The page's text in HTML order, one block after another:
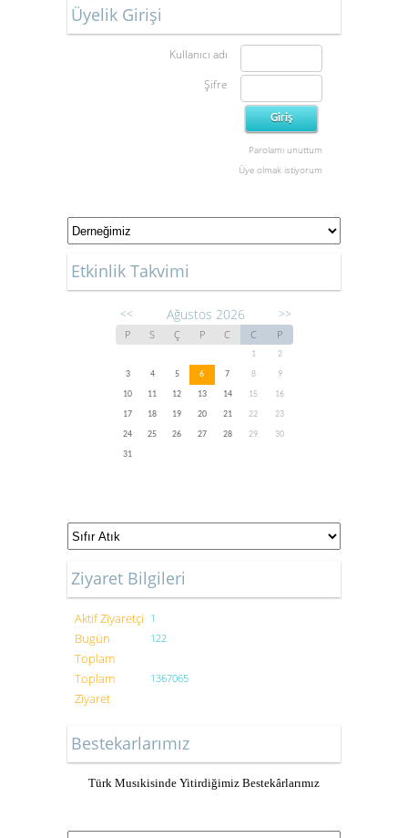
Üyelik Girişi
Kullanıcı adı
Şifre
Parolamı unuttum
Üye olmak istiyorum
Etkinlik Takvimi
<< Ağustos 2026 >>
P S Ç P C C P
1
2
3
4 5 6 7 8
9
10
11 12 13 14 15
16
17
18 19 20 21 22
23
24
25 26 27 28 29
30
31
Ziyaret Bilgileri
Aktif Ziyaretçi 1
Bugün
Toplam
122
Toplam
Ziyaret
1367065
Bestekarlarımız
Türk Musıkisinde Yitirdiğimiz Bestekârlarımız